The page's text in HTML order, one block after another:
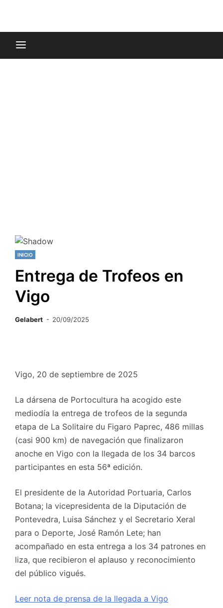
INICIO
Entrega de Trofeos en
Vigo
Gelabert 20/09/2025
Vigo, 20 de septiembre de 2025
La dársena de Portocultura ha acogido este
mediodía la entrega de trofeos de la segunda
etapa de La Solitaire du Figaro Paprec, 486 millas
(casi 900 km) de navegación que finalizaron
anoche en Vigo con la llegada de los 34 barcos
participantes en esta 56ª edición.
El presidente de la Autoridad Portuaria, Carlos
Botana; la vicepresidenta de la Diputación de
Pontevedra, Luisa Sánchez y el Secretario Xeral
para o Deporte, José Ramón Lete; han
acompañado en esta entrega a los 34 patrones en
liza, que recibieron el aplauso y reconocimiento
del público vigués.
Leer nota de prensa de la llegada a Vigo